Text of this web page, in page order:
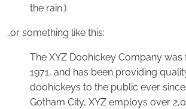
the rain.)
…or something like this:
The XYZ Doohickey Company
1971, and has been providing
doohickeys to the public ever
Gotham City, XYZ employs over